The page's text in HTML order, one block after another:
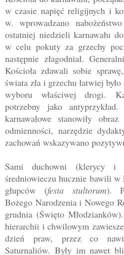
w czasie napięć religijnych i
w. wprowadzano
ostatniej niedzieli karnawału
w celu pokuty za grzechy
następnie złagodniał.
Kościoła zdawali sobie
świata zła i grzechu łatwiej
wyboru właściwej drogi.
potrzebny jako
karnawałowe stanowiły
odmienności, narzędzie
zachowań wskazywano
Sami duchowni (klerycy i
średniowieczu hucznie bawili w
głupców (festa stultorum).
Bożego Narodzenia i Nowego
grudnia (Święto
hierarchii i chwilowym
dzień praw, przez co
Saturnaliów. Były im nawet